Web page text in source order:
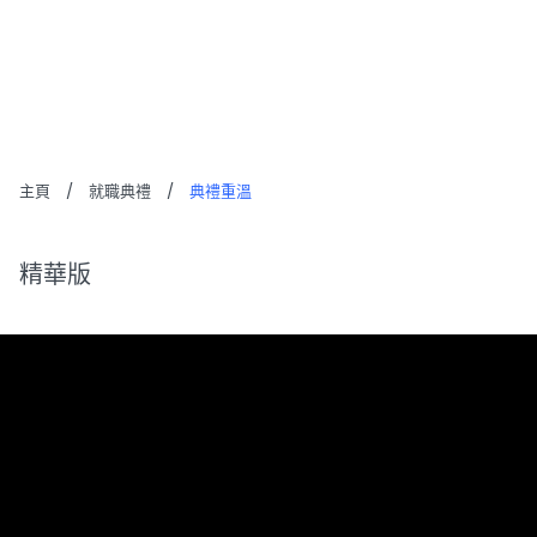
主頁 / 就職典禮 / 典禮重溫
精華版